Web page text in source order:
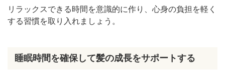
リラックスできる時間を意識的に作り、心身の負担を軽く
する習慣を取り入れましょう。
睡眠時間を確保して髪の成長をサポートする